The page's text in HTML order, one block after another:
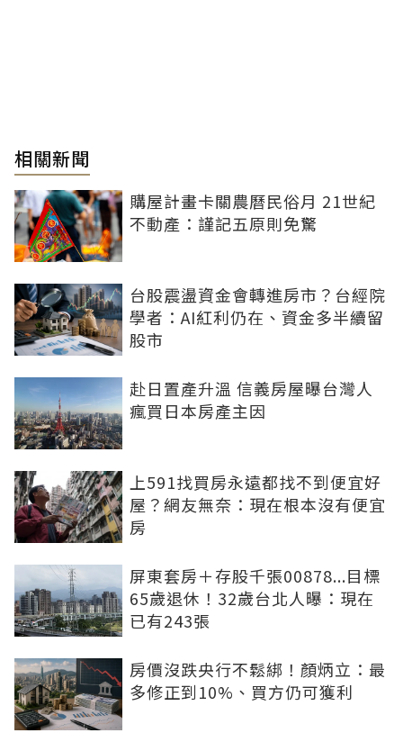
相關新聞
購屋計畫卡關農曆民俗月 21世紀
不動產：謹記五原則免驚
台股震盪資金會轉進房市？台經院
學者：AI紅利仍在、資金多半續留
股市
赴日置產升溫 信義房屋曝台灣人
瘋買日本房產主因
上591找買房永遠都找不到便宜好
屋？網友無奈：現在根本沒有便宜
房
屏東套房＋存股千張00878...目標
65歲退休！32歲台北人曝：現在
已有243張
房價沒跌央行不鬆綁！顏炳立：最
多修正到10%、買方仍可獲利